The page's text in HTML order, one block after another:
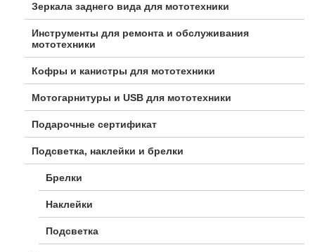
Зеркала заднего вида для мототехники
Инструменты для ремонта и обслуживания
мототехники
Кофры и канистры для мототехники
Мотогарнитуры и USB для мототехники
Подарочные сертификат
Подсветка, наклейки и брелки
Брелки
Наклейки
Подсветка